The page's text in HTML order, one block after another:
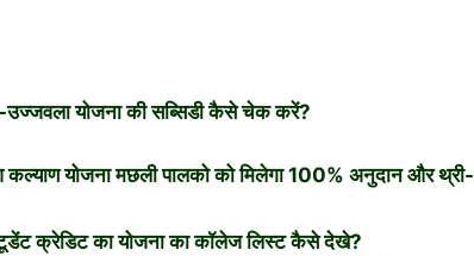
योजना की सब्सिडी कैसे चेक करें?
योजना मछली पालको को मिलेगा 100% अनुदान और थ्री-
क्रेडिट का योजना का कॉलेज लिस्ट कैसे देखे?